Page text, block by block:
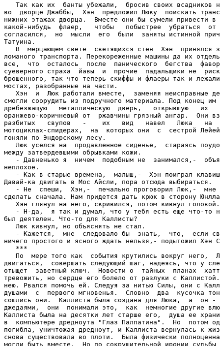
Так как их  банты убежали,  бросив своих всадников
во  дворце Джаббы,  Хэн  предложил Люку  поискать
нижних этажах дворца.  Вместе они бы сумели привести в
какой-нибудь  флаер,   чтобы   побыстрее  убраться
согласился,  но  мысли  его  были  заняты истинной
Татуина.
В  мерцающем свете  светящихся стен  Хэн  принялся
ломаного транспорта. Перекореженные машины да их
все,  что  осталось  после  панического  бегства
суеверного страха  йавы  и  прочие  падальщики не
брошенного, так что теперь скиффы и флаеры так и
мостах, разобранные на части.
Хэн  и  Люк работали вместе,  заменяя неисправные
смогли соорудить из подручного материала. Под конец им
дребезжащую   металлическую  дверь,   открывшую   их
оранжево-коричневый от  ржавчины грязный ангар.  Они
разбитых   свупов   -    их   вид   навел   Люка   на
мотоциклах-спидерах,  на  которых они  с  сестрой
гоняли по Эндорскому лесу.
Люк уселся на  продавленное сиденье,  стараясь
между затвердевшими обрывками кожи.
- Давненько я  ничем  подобным не  занимался,-
неплохое.
- Как в старые времена,  малыш,-  Хэн поиграл
Давай-ка двигать в Мос Айсли, пора отсюда выбираться.
- Не  спеши,  Хэн,-  печально проговорил Люк,-  мне
сделать сначала. Нам придется дать крюк в сторону
   Хэн глянул на него, скривился, потом кивнул головой.
- Н-да,  я так и думал, что у тебя есть еще что-то
был деятелен. Что-то для Каллисты?
   Люк кивнул, но объяснять не стал.
- Кажется,  мне  следовало бы  знать,  что,  если
ничего простого и ясного ждать нельзя,- подытожил Хэн
   ***
По  мере того как  события крутились вокруг него,
двигаться,  совершать следующий шаг, надеясь, что у
отыщет  заветный ключ.  Новости о  тайных  планах
тревожить, но сердце его болело от разлуки с
нею. Рвался помочь ей. Следуя за нитью Силы, они с
душами  с  первого мгновенья.  Словно  два  кусочка
сошлись они.  Каллиста была создана для Люка,  а  он
джедаями,  они  понимали это,  как  немногие другие
Каллиста была на десятки лет старше его,  душа ее
в  компьютере дредноута "Глаз Палпатина".  Но  потом
погибла, уничтожая дредноут, и Каллиста вернулась к
снова существовала во плоти.  Была физически
могли быть вместе.  Но по сокрушительной иронии судьбы